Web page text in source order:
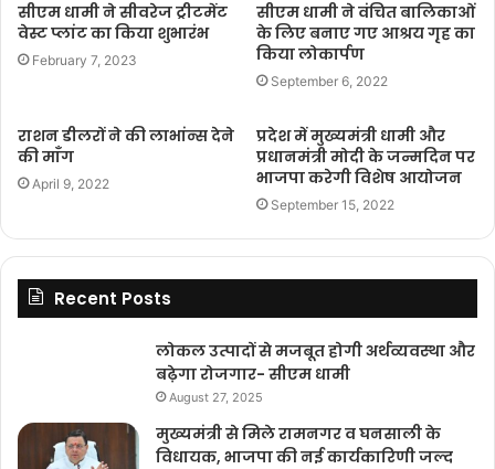
सीएम धामी ने सीवरेज ट्रीटमेंट
वेस्ट प्लांट का किया शुभारंभ
February 7, 2023
सीएम धामी ने वंचित बालिकाओं
के लिए बनाए गए आश्रय गृह का
किया लोकार्पण
September 6, 2022
राशन डीलरों ने की लाभांन्स देने
की माँग
April 9, 2022
प्रदेश में मुख्यमंत्री धामी और
प्रधानमंत्री मोदी के जन्मदिन पर
भाजपा करेगी विशेष आयोजन
September 15, 2022
Recent Posts
लोकल उत्पादों से मजबूत होगी अर्थव्यवस्था और
बढ़ेगा रोजगार- सीएम धामी
August 27, 2025
मुख्यमंत्री से मिले रामनगर व घनसाली के
विधायक, भाजपा की नई कार्यकारिणी जल्द